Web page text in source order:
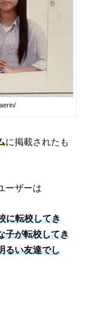
に掲載されたも
ーザーは
に転校してき
子が転校してき
るい友達でし